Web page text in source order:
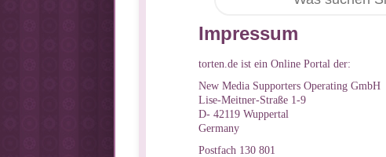
Impressum
torten.de ist ein Online Portal der:
New Media Supporters Operating GmbH
Lise-Meitner-Straße 1-9
D- 42119 Wuppertal
Germany
Postfach 130 801